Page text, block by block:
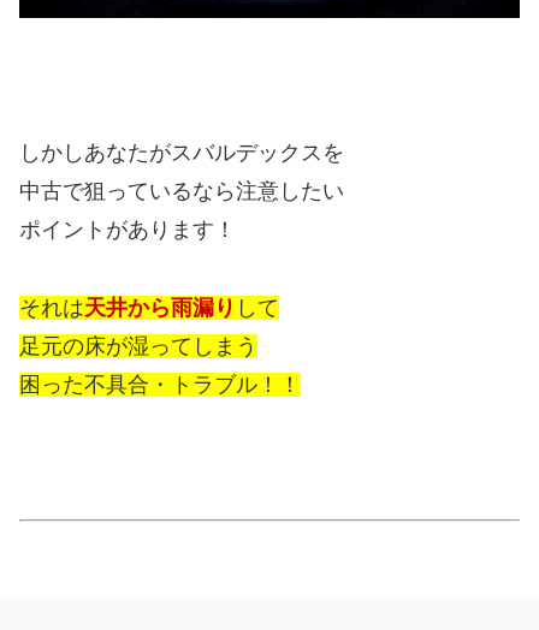
しかしあなたがスバルデックスを
中古で狙っているなら注意したい
ポイントがあります！
それは天井から雨漏り して
足元の床が湿ってしまう
困った不具合・トラブル！！